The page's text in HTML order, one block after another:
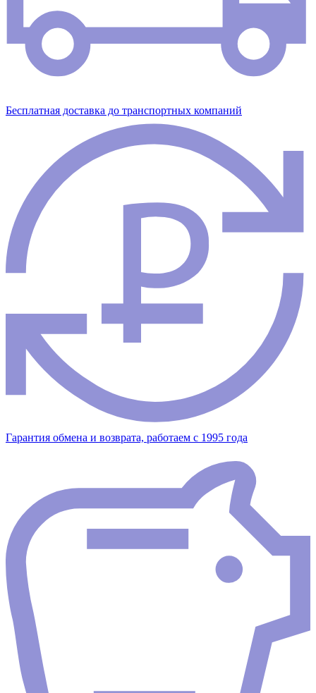
Бесплатная доставка до транспортных компаний
Гарантия обмена и возврата, работаем с 1995 года